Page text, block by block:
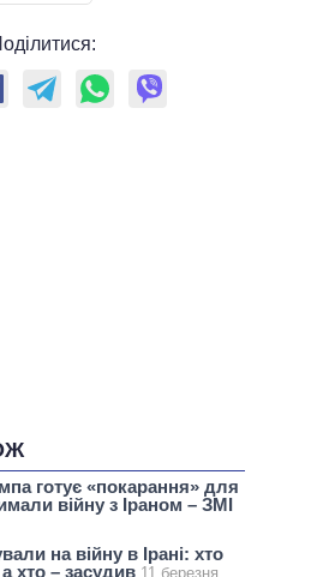
готує «покарання» для
війну з Іраном – ЗМІ
на війну в Ірані: хто
хто – засудив 11 березня